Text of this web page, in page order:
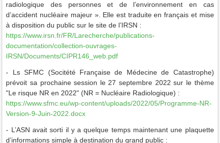
radiologique des personnes et de l’environnement en cas
d’accident nucléaire majeur ». Elle est traduite en français et mise
à disposition du public sur le site de l’IRSN :
https://www.irsn.fr/FR/Larecherche/publications-
documentation/collection-ouvrages-
IRSN/Documents/CIPR146_web.pdf
- Ls SFMC (Socitété Française de Médecine de Catastrophe)
prévoit sa prochaine session le 27 septembre 2022 sur le thème
"Le risque NR en 2022" (NR = Nucléaire Radiologique) :
https://www.sfmc.eu/wp-content/uploads/2022/05/Programme-NR-
Version-9-Juin-2022.docx
- L’ASN avait sorti il y a quelque temps maintenant une plaquette
d’informations simple à destination du grand public :